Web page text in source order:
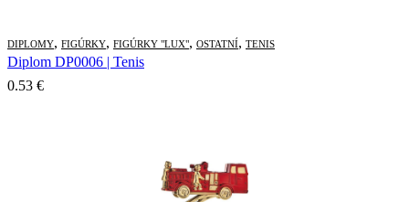
DIPLOMY, FIGÚRKY, FIGÚRKY "LUX", OSTATNÍ, TENIS
Diplom DP0006 | Tenis
0.53 €